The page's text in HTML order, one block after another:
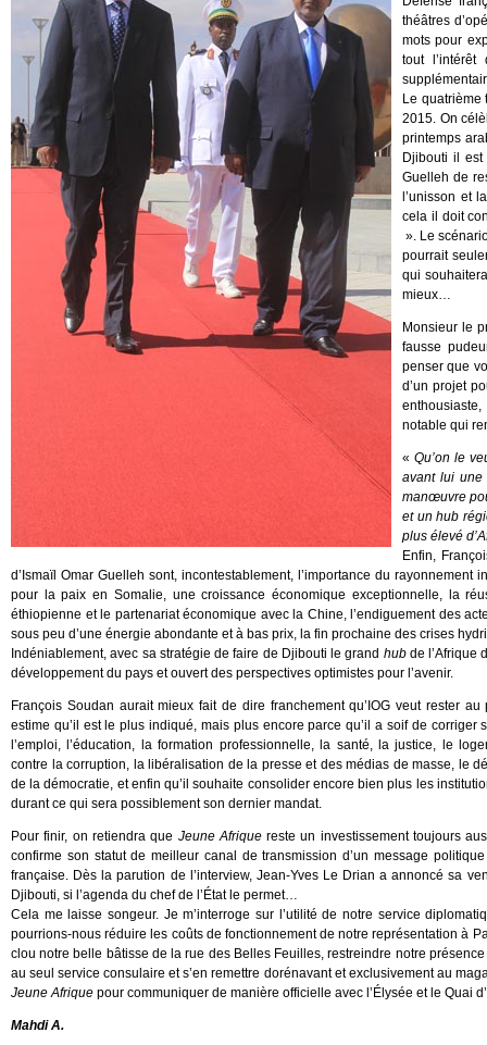
théâtres
mots pour
tout
Le quatrième
2015. On
printemps
Djibouti il
Guelleh de
l’unisson et
cela il doit
». Le
pourrait
qui
mieux…
Monsieur le
fausse
penser que
d’un projet
notable qui
« Qu’on le
avant lui une
manœuvre
et un hub
plus élevé
Enfin,
d’Ismaïl Omar Guelleh sont, incontestablement, l’importance du
pour la paix en Somalie, une croissance économique exceptionnelle, la
éthiopienne et le partenariat économique avec la Chine, l’endiguement des
sous peu d’une énergie abondante et à bas prix, la fin prochaine des crises
Indéniablement, avec sa stratégie de faire de Djibouti le grand hubde l’Afrique
développement du pays et ouvert des perspectives optimistes pour l’avenir.
François Soudan aurait mieux fait de dire franchement qu’IOG veut rester
estime qu’il est le plus indiqué, mais plus encore parce qu’il a soif de corriger
l’emploi, l’éducation, la formation professionnelle, la santé, la justice, le
contre la corruption, la libéralisation de la presse et des médias de masse, le
de la démocratie, et enfin qu’il souhaite consolider encore bien plus les
durant ce qui sera possiblement son dernier mandat.
Pour finir, on retiendra que Jeune Afriquereste un investissement toujours
confirme son statut de meilleur canal de transmission d’un message
française. Dès la parution de l’interview, Jean-Yves Le Drian a annoncé sa
Djibouti, si l’agenda du chef de l’État le permet…
Cela me laisse songeur. Je m’interroge sur l’utilité de notre service
pourrions-nous réduire les coûts de fonctionnement de notre représentation à
clou notre belle bâtisse de la rue des Belles Feuilles, restreindre notre
au seul service consulaire et s’en remettre dorénavant et exclusivement au
Jeune Afrique pour communiquer de manière officielle avec l’Élysée et le Quai
Mahdi A.